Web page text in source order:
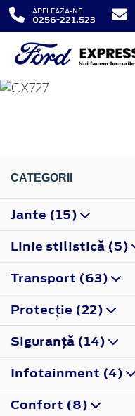
APELEAZA-NE
0256-221.523
CATEGORII
Jante (15)
Linie stilistică (5)
Transport (63)
Protecţie (22)
Siguranţă (14)
Infotainment (4)
Confort (8)